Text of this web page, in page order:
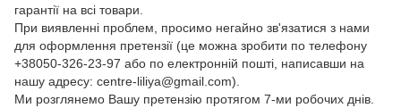
гарантії на всі товари.
При виявленні проблем, просимо негайно зв'язатися з нами
для оформлення претензії (це можна зробити по телефону
+38050-326-23-97 або по електронній пошті, написавши на
нашу адресу: centre-liliya@gmail.com).
Ми розглянемо Вашу претензію протягом 7-ми робочих днів.